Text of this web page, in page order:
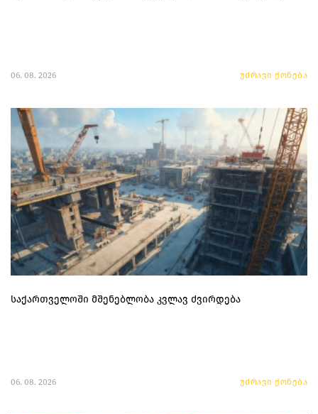
06. 08. 2026 უძრავი ქონება
საქართველოში მშენებლობა კვლავ ძვირდება
06. 08. 2026 უძრავი ქონება